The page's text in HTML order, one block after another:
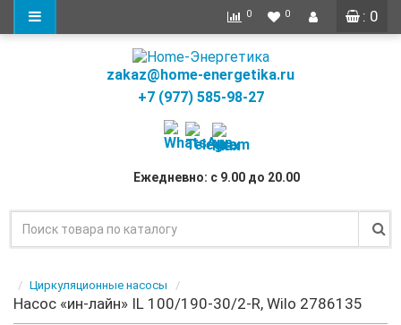
: 0
0 0
zakaz@home-energetika.ru
+7 (977) 585-98-27
Ежедневно: с 9.00 до 20.00
Циркуляционные насосы
Насос «ин-лайн» IL 100/190-30/2-R, Wilo 2786135